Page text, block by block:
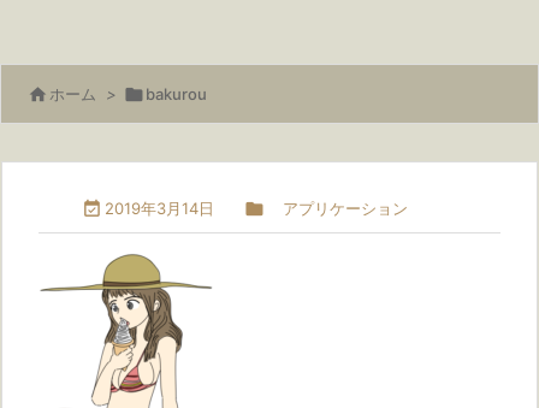
 ホーム > bakurou
 2019年3月14日  アプリケーション